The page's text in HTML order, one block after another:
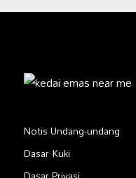
Notis Undang-undang
Dasar Kuki